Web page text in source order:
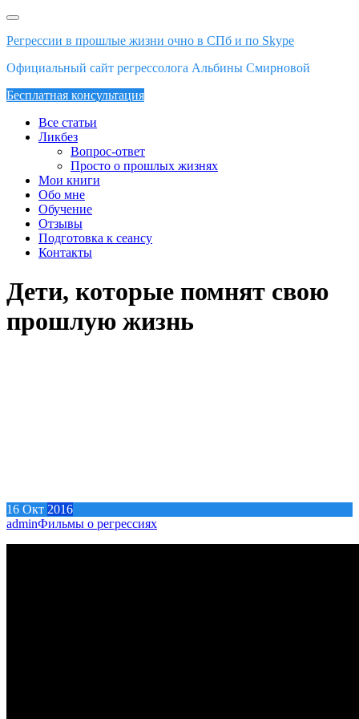
Skip
content
Регрессии в прошлые жизни очно в СПб и по Skype
Официальный сайт регрессолога Альбины Смирновой
Бесплатная консультация
Все статьи
Ликбез
Вопрос-ответ
Просто о прошлых жизнях
Мои книги
Обо мне
Обучение
Отзывы
Подготовка к сеансу
Контакты
Дети, которые помнят свою
прошлую жизнь
16 Окт 2016
adminФильмы о регрессиях